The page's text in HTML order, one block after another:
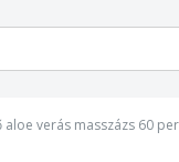
aloe verás masszázs 60